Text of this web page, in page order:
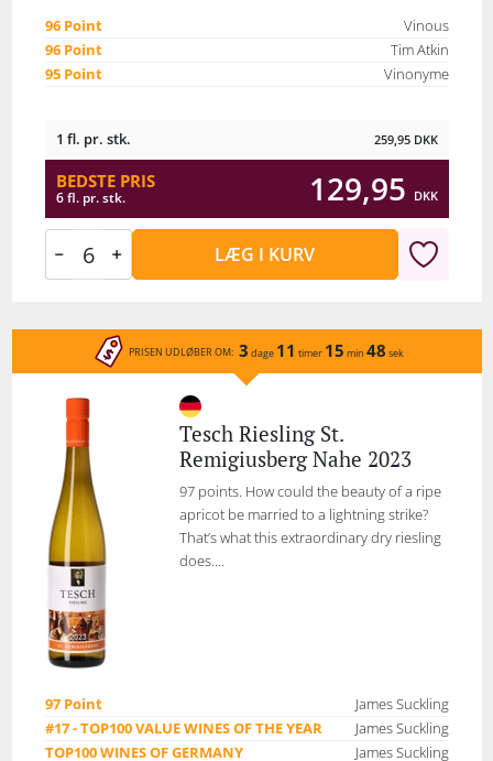
96 Point
Vinous
96 Point
Tim Atkin
95 Point
Vinonyme
1 fl. pr. stk. 259,95 DKK
BEDSTE PRIS
6 fl. pr. stk. 129,95 DKK
LÆG I KURV
PRISEN UDLØBER OM: 3 dage 11 timer 15 min 48 sek
Tesch Riesling St.
Remigiusberg Nahe 2023
97 points. How could the beauty of a ripe
apricot be married to a lightning strike?
That’s what this extraordinary dry riesling
does....
97 Point
James Suckling
#17 - TOP100 VALUE WINES OF THE YEAR
James Suckling
TOP100 WINES OF GERMANY
James Suckling